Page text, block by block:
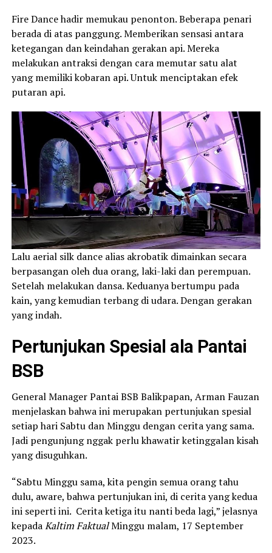
Fire Dance hadir memukau penonton. Beberapa penari
berada di atas panggung. Memberikan sensasi antara
ketegangan dan keindahan gerakan api. Mereka
melakukan antraksi dengan cara memutar satu alat
yang memiliki kobaran api. Untuk menciptakan efek
putaran api.
Lalu aerial silk dance alias akrobatik dimainkan secara
berpasangan oleh dua orang, laki-laki dan perempuan.
Setelah melakukan dansa. Keduanya bertumpu pada
kain, yang kemudian terbang di udara. Dengan gerakan
yang indah.
Pertunjukan Spesial ala Pantai
BSB
General Manager Pantai BSB Balikpapan, Arman Fauzan
menjelaskan bahwa ini merupakan pertunjukan spesial
setiap hari Sabtu dan Minggu dengan cerita yang sama.
Jadi pengunjung nggak perlu khawatir ketinggalan kisah
yang disuguhkan.
“Sabtu Minggu sama, kita pengin semua orang tahu
dulu, aware, bahwa pertunjukan ini, di cerita yang kedua
ini seperti ini. Cerita ketiga itu nanti beda lagi,” jelasnya
kepadaKaltim FaktualMinggu malam, 17 September
2023.